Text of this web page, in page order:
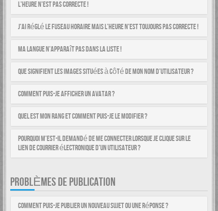
L’heure n’est pas correcte !
J’ai réglé le fuseau horaire mais l’heure n’est toujours pas correcte !
Ma langue n’apparaît pas dans la liste !
Que signifient les images situées à côté de mon nom d’utilisateur ?
Comment puis-je afficher un avatar ?
Quel est mon rang et comment puis-je le modifier ?
Pourquoi m’est-il demandé de me connecter lorsque je clique sur le
lien de courrier électronique d’un utilisateur ?
PROBLÈMES DE PUBLICATION
Comment puis-je publier un nouveau sujet ou une réponse ?